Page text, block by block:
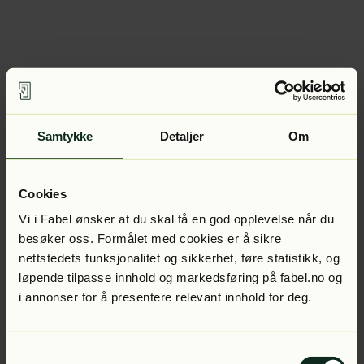
Samtykke Detaljer Om
Cookies
Vi i Fabel ønsker at du skal få en god opplevelse når du
besøker oss. Formålet med cookies er å sikre
nettstedets funksjonalitet og sikkerhet, føre statistikk, og
løpende tilpasse innhold og markedsføring på fabel.no og
i annonser for å presentere relevant innhold for deg.